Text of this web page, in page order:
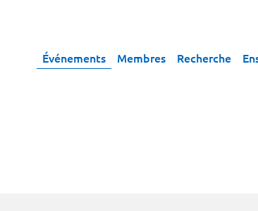
Événements Membres Recherche